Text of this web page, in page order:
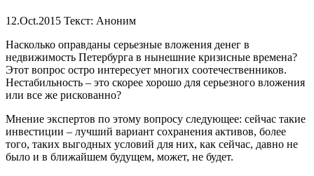
12.Oct.2015 Текст: Аноним
Насколько оправданы серьезные вложения денег в
недвижимость Петербурга в нынешние кризисные времена?
Этот вопрос остро интересует многих соотечественников.
Нестабильность – это скорее хорошо для серьезного вложения
или все же рискованно?
Мнение экспертов по этому вопросу следующее: сейчас такие
инвестиции – лучший вариант сохранения активов, более
того, таких выгодных условий для них, как сейчас, давно не
было и в ближайшем будущем, может, не будет.